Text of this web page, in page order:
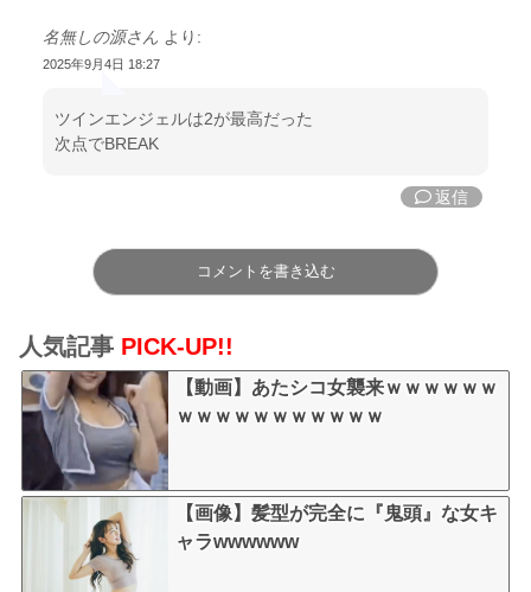
名無しの源さん より:
2025年9月4日 18:27
ツインエンジェルは2が最高だった
次点でBREAK
返信
コメントを書き込む
人気記事 PICK-UP!!
【動画】あたシコ女襲来ｗｗｗｗｗｗ
ｗｗｗｗｗｗｗｗｗｗｗ
【画像】髪型が完全に『鬼頭』な女キ
ャラwwwwww